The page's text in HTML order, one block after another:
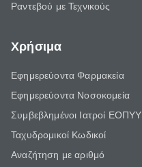
Ραντεβού με Τεχνικούς
Χρήσιμα
Εφημερεύοντα Φαρμακεία
Εφημερεύοντα Νοσοκομεία
Συμβεβλημένοι Ιατροί ΕΟΠΥΥ
Ταχυδρομικοί Κωδικοί
Αναζήτηση με αριθμό